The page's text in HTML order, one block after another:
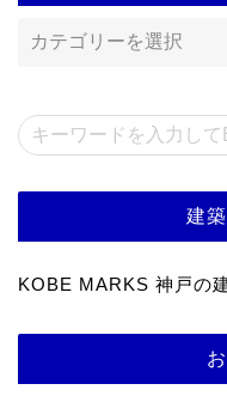
建
KOBE MARKS 神戸の